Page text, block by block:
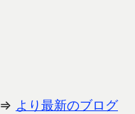
⇒ より最新のブログ